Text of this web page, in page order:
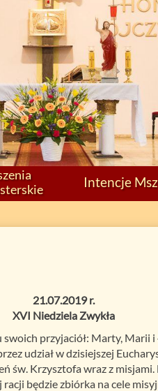
Intencje
21.07.2019 r.
XVI Niedziela Zwykła
przyjaciół: Marty, Marii
udział w dzisiejszej
św. Krzysztofa wraz z
będzie zbiórka na cele